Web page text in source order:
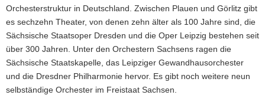
n
Orchesterstruktur in Deutschland. Zwischen Plauen und Görlitz gibt
es sechzehn Theater, von denen zehn älter als 100 Jahre sind, die
Sächsische Staatsoper Dresden und die Oper Leipzig bestehen seit
über 300 Jahren. Unter den Orchestern Sachsens ragen die
Sächsische Staatskapelle, das Leipziger Gewandhausorchester
und die Dresdner Philharmonie hervor. Es gibt noch weitere neun
selbständige Orchester im Freistaat Sachsen.